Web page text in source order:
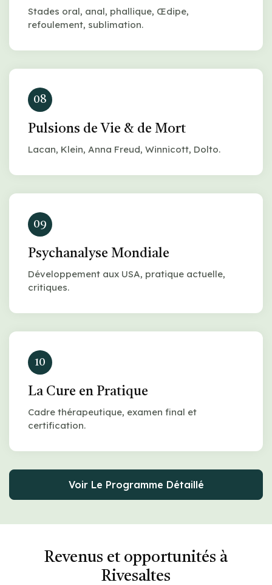
Stades oral, anal, phallique, Œdipe,
refoulement, sublimation.
08
Pulsions de Vie & de Mort
Lacan, Klein, Anna Freud, Winnicott, Dolto.
09
Psychanalyse Mondiale
Développement aux USA, pratique actuelle,
critiques.
10
La Cure en Pratique
Cadre thérapeutique, examen final et
certification.
Voir Le Programme Détaillé
Revenus et opportunités à
Rivesaltes